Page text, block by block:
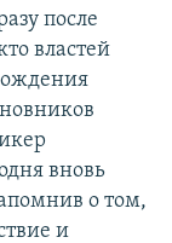
после
властей
вновь
о том,
и